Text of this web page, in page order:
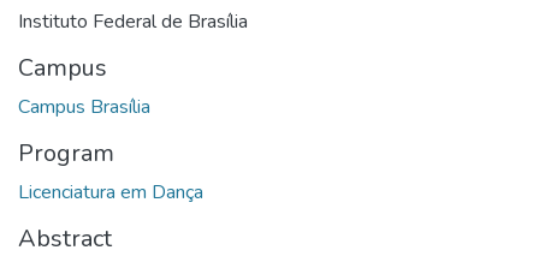
Instituto Federal de Brasília
Campus
Campus Brasília
Program
Licenciatura em Dança
Abstract